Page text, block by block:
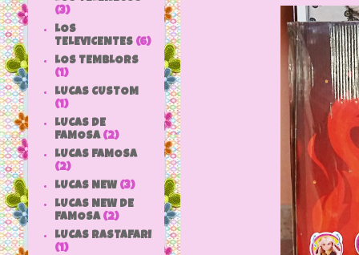
(3)
LOS
TELEVICENTES (6)
LOS TEMBLORS
(1)
LUCAS CUSTOM
(1)
LUCAS DE
FAMOSA (2)
LUCAS FAMOSA
(2)
LUCAS NEW (3)
LUCAS NEW DE
FAMOSA (2)
LUCAS RASTAFARI
(1)